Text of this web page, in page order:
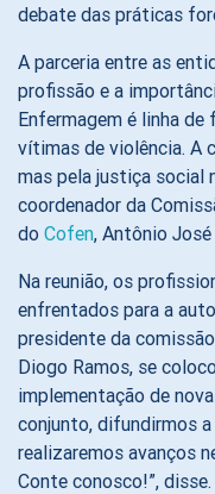
debate das práticas
A parceria entre as
profissão e a
Enfermagem é linha
vítimas de violência. A
mas pela justiça social
coordenador da
do Cofen, Antônio
Na reunião, os
enfrentados para a
presidente da
Diogo Ramos, se
implementação de
conjunto, difundirmos
realizaremos avanços
Conte conosco!”, disse.